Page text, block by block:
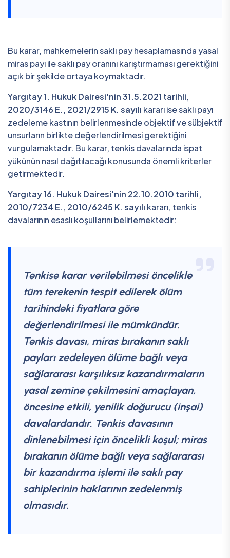
Bu karar, mahkemelerin saklı pay hesaplamasında yasal
miras payı ile saklı pay oranını karıştırmaması gerektiğini
açık bir şekilde ortaya koymaktadır.
Yargıtay 1. Hukuk Dairesi'nin 31.5.2021 tarihli,
2020/3146 E., 2021/2915 K. sayılı kararı ise saklı payı
zedeleme kastının belirlenmesinde objektif ve sübjektif
unsurların birlikte değerlendirilmesi gerektiğini
vurgulamaktadır. Bu karar, tenkis davalarında ispat
yükünün nasıl dağıtılacağı konusunda önemli kriterler
getirmektedir.
Yargıtay 16. Hukuk Dairesi'nin 22.10.2010 tarihli,
2010/7234 E., 2010/6245 K. sayılı kararı, tenkis
davalarının esaslı koşullarını belirlemektedir:
Tenkise karar verilebilmesi öncelikle
tüm terekenin tespit edilerek ölüm
tarihindeki fiyatlara göre
değerlendirilmesi ile mümkündür.
Tenkis davası, miras bırakanın saklı
payları zedeleyen ölüme bağlı veya
sağlararası karşılıksız kazandırmaların
yasal zemine çekilmesini amaçlayan,
öncesine etkili, yenilik doğurucu (inşai)
davalardandır. Tenkis davasının
dinlenebilmesi için öncelikli koşul; miras
bırakanın ölüme bağlı veya sağlararası
bir kazandırma işlemi ile saklı pay
sahiplerinin haklarının zedelenmiş
olmasıdır.